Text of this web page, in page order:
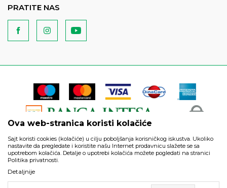
PRATITE NAS
artikli prikazani na sajtu su deo naše ponude i ne podrazumeva
da su dostupni u svakom trenutku.
Ova web-stranica koristi kolačiće
Sajt koristi cookies (kolačiće) u cilju poboljšanja korisničkog iskustva. Ukoliko
nastavite da pregledate i koristite našu Internet prodavnicu slažete se sa
upotrebom kolačića. Detalje o upotrebi kolačića možete pogledati na stranici
Politika privatnosti.
Detaljnije